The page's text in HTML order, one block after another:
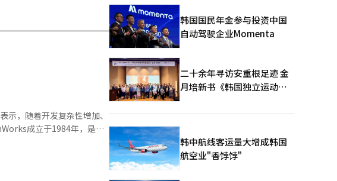
，随着开发复杂性增加、
成立于1984年，是一
全球超过18万个企业、大
韩国国民年金参与投资中国
自动驾驶企业Momenta
二十余年寻访安重根足迹 金
月培新书《韩国独立运动圣
版
韩中航线客运量大增成韩国
航空业"香饽饽"